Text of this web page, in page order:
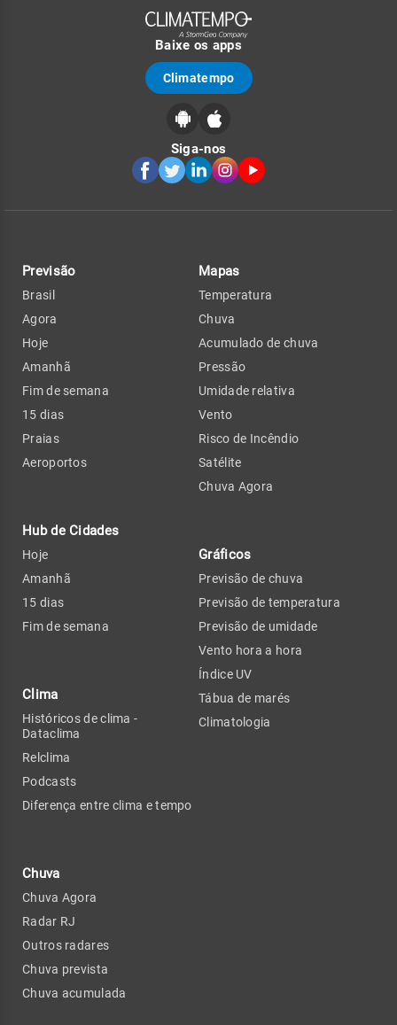
Baixe os apps
Climatempo
Siga-nos
Previsão
Brasil
Agora
Hoje
Amanhã
Fim de semana
15 dias
Praias
Aeroportos
Hub de Cidades
Hoje
Amanhã
15 dias
Fim de semana
Clima
Históricos de clima -
Dataclima
Relclima
Podcasts
Diferença entre clima e tempo
Chuva
Chuva Agora
Radar RJ
Outros radares
Chuva prevista
Chuva acumulada
Mapas
Temperatura
Chuva
Acumulado de chuva
Pressão
Umidade relativa
Vento
Risco de Incêndio
Satélite
Chuva Agora
Gráficos
Previsão de chuva
Previsão de temperatura
Previsão de umidade
Vento hora a hora
Índice UV
Tábua de marés
Climatologia